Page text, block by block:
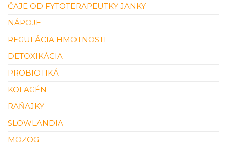
ČAJE OD FYTOTERAPEUTKY JANKY
NÁPOJE
REGULÁCIA HMOTNOSTI
DETOXIKÁCIA
PROBIOTIKÁ
KOLAGÉN
RAŇAJKY
SLOWLANDIA
MOZOG